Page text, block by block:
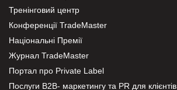
Тренінговий центр
Конференції TradeMaster
Національні Премії
Журнал TradeMaster
Портал про Private Label
Послуги В2В- маркетингу та PR для клієнтів